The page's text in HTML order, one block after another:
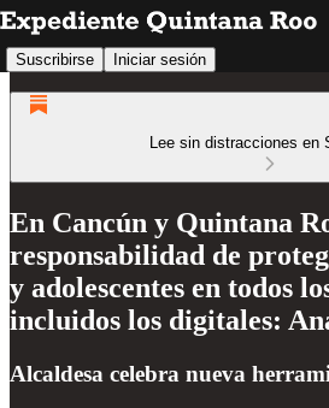
Suscribirse Iniciar sesión
Lee sin distracciones en
En Cancún y Quintana
responsabilidad de
y adolescentes en todos
incluidos los digitales:
Alcaldesa celebra nueva